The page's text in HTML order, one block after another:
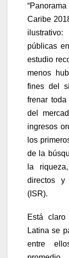
Caribe
públicas
estudio
menos
fines del
frenar
del
ingresos
los
de la
la
directos y
(ISR).
Está
Latina se
entre